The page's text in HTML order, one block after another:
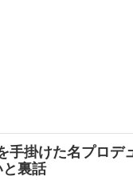
手掛けた名プロデ
裏話